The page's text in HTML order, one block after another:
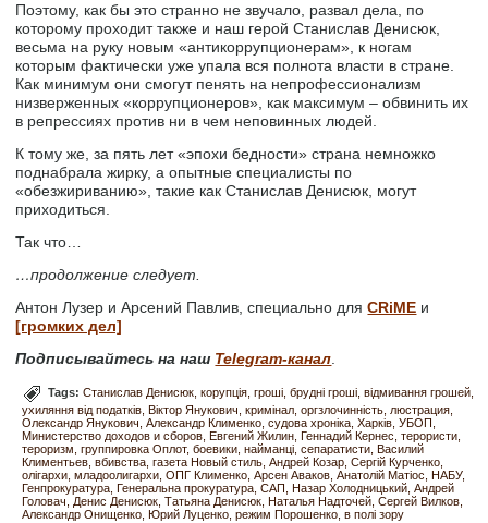
Поэтому, как бы это странно не звучало, развал дела, по
которому проходит также и наш герой Станислав Денисюк,
весьма на руку новым «антикоррупционерам», к ногам
которым фактически уже упала вся полнота власти в стране.
Как минимум они смогут пенять на непрофессионализм
низверженных «коррупционеров», как максимум – обвинить их
в репрессиях против ни в чем неповинных людей.
К тому же, за пять лет «эпохи бедности» страна немножко
поднабрала жирку, а опытные специалисты по
«обезжириванию», такие как Станислав Денисюк, могут
приходиться.
Так что…
…продолжение следует.
Антон Лузер и Арсений Павлив, специально дляCRiME и
[громких дел]
Подписывайтесь на наш Telegram-канал.
Tags:Станислав Денисюк корупція гроші брудні гроші відмивання грошей
ухиляння від податків
Віктор Янукович кримінал оргзлочинність люстрация
Олександр Янукович
Александр Клименко судова хроніка Харків УБОП
Министерство доходов и сборов
Евгений Жилин Геннадий Кернес
терористи
тероризм
группировка Оплот боевики найманці сепаратисти
Василий
Климентьев вбивства газета Новый стиль Андрей Козар Сергій Курченко
олігархи младоолигархи ОПГ Клименко Арсен Аваков Анатолій Матіос
НАБУ
Генпрокуратура
Генеральна прокуратура САП Назар Холодницький Андрей
Головач
Денис Денисюк Татьяна Денисюк Наталья Надточей Сергей Вилков
Александр Онищенко
Юрий Луценко режим Порошенко в полі зору